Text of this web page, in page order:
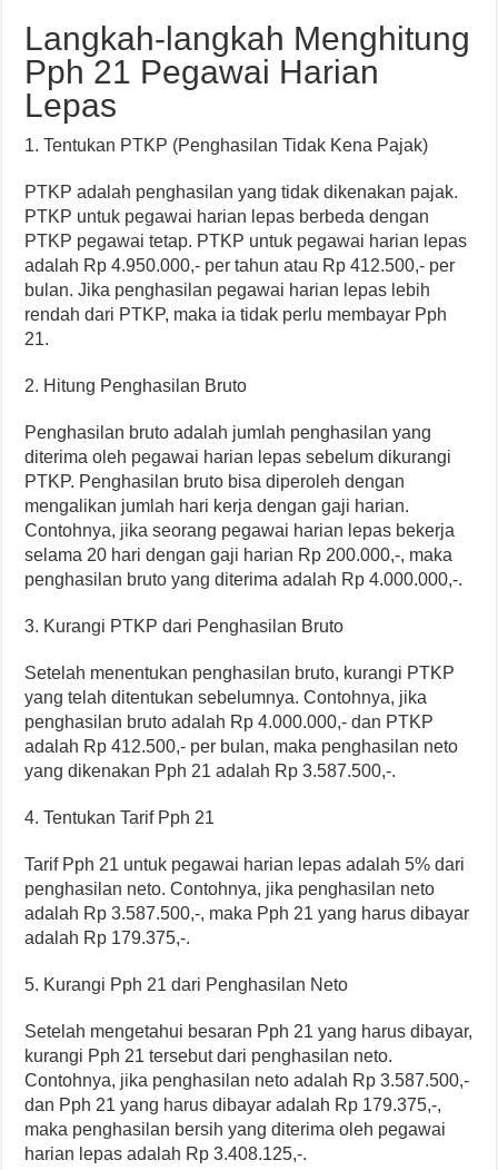
Langkah-langkah Menghitung
Pph 21 Pegawai Harian
Lepas
1. Tentukan PTKP (Penghasilan Tidak Kena Pajak)
PTKP adalah penghasilan yang tidak dikenakan pajak.
PTKP untuk pegawai harian lepas berbeda dengan
PTKP pegawai tetap. PTKP untuk pegawai harian lepas
adalah Rp 4.950.000,- per tahun atau Rp 412.500,- per
bulan. Jika penghasilan pegawai harian lepas lebih
rendah dari PTKP, maka ia tidak perlu membayar Pph
21.
2. Hitung Penghasilan Bruto
Penghasilan bruto adalah jumlah penghasilan yang
diterima oleh pegawai harian lepas sebelum dikurangi
PTKP. Penghasilan bruto bisa diperoleh dengan
mengalikan jumlah hari kerja dengan gaji harian.
Contohnya, jika seorang pegawai harian lepas bekerja
selama 20 hari dengan gaji harian Rp 200.000,-, maka
penghasilan bruto yang diterima adalah Rp 4.000.000,-.
3. Kurangi PTKP dari Penghasilan Bruto
Setelah menentukan penghasilan bruto, kurangi PTKP
yang telah ditentukan sebelumnya. Contohnya, jika
penghasilan bruto adalah Rp 4.000.000,- dan PTKP
adalah Rp 412.500,- per bulan, maka penghasilan neto
yang dikenakan Pph 21 adalah Rp 3.587.500,-.
4. Tentukan Tarif Pph 21
Tarif Pph 21 untuk pegawai harian lepas adalah 5% dari
penghasilan neto. Contohnya, jika penghasilan neto
adalah Rp 3.587.500,-, maka Pph 21 yang harus dibayar
adalah Rp 179.375,-.
5. Kurangi Pph 21 dari Penghasilan Neto
Setelah mengetahui besaran Pph 21 yang harus dibayar,
kurangi Pph 21 tersebut dari penghasilan neto.
Contohnya, jika penghasilan neto adalah Rp 3.587.500,-
dan Pph 21 yang harus dibayar adalah Rp 179.375,-,
maka penghasilan bersih yang diterima oleh pegawai
harian lepas adalah Rp 3.408.125,-.